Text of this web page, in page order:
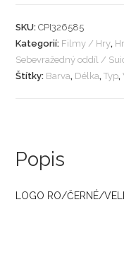
SKU:CPI326585
Kategorií: Filmy / Hry,
Sebevražedný oddíl /
Štítky: Barva, Délka,Typ,
Popis
LOGO RO/ČERNÉ/